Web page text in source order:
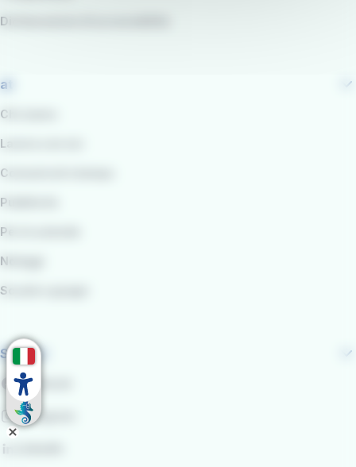
Dichiarazione di accessibilità
at
Chi siamo
Lavora con noi
Comunicati stampa
Pubblicità
Per le aziende
Noleggi
Scuole e gruppi
Seguici
Facebook
Instagram